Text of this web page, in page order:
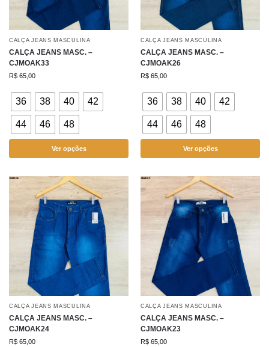
CALÇA JEANS MASCULINA
CALÇA JEANS MASC. –
CJMOAK33
R$ 65,00
36 38 40 42
44 46 48
Ver opções
CALÇA JEANS MASCULINA
CALÇA JEANS MASC. –
CJMOAK26
R$ 65,00
36 38 40 42
44 46 48
Ver opções
CALÇA JEANS MASCULINA
CALÇA JEANS MASC. –
CJMOAK24
R$ 65,00
CALÇA JEANS MASCULINA
CALÇA JEANS MASC. –
CJMOAK23
R$ 65,00